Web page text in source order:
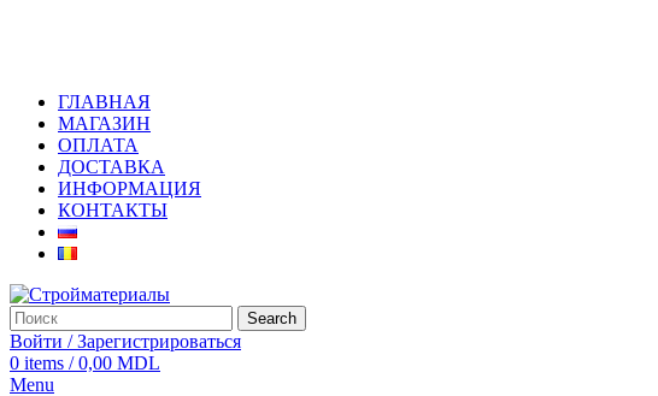
ГЛАВНАЯ
МАГАЗИН
ОПЛАТА
ДОСТАВКА
ИНФОРМАЦИЯ
КОНТАКТЫ
Search
Войти / Зарегистрироваться
0 items / 0,00 MDL
Menu